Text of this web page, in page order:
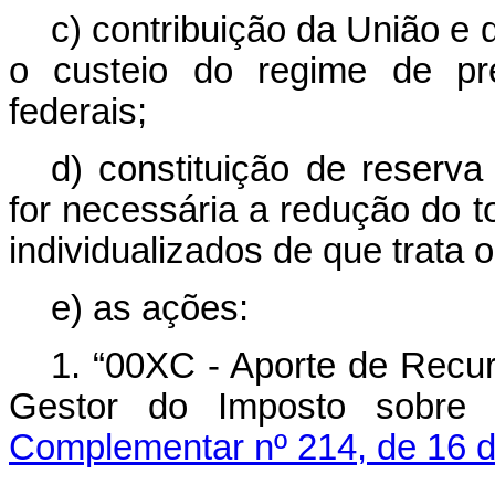
c) contribuição da União e
o custeio do regime de
federais;
d) constituição de
for necessária a redução do
individualizados de que trata
e) as ações:
1. “00XC - Aporte de
Gestor do Imposto
Complementar nº 214, de 16